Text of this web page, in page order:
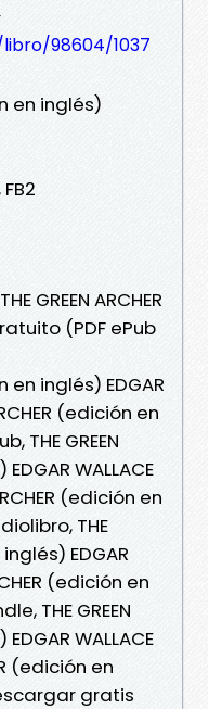
98604/1037
en inglés)
GREEN ARCHER
(PDF ePub
en inglés) EDGAR
(edición en
THE GREEN
WALLACE
(edición en
THE
inglés) EDGAR
(edición en
THE GREEN
WALLACE
(edición en
gratis